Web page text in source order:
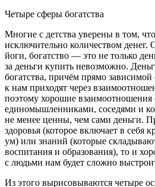
Четыре сферы богатства
Многие с детства уверены в том,
исключительно количеством денег.
йоги, богатство — это не только
за деньги купить невозможно.
богатства, причём прямо зависимой
к нам приходят через
поэтому хорошие
единомышленниками, соседями и
не менее ценны, чем сами деньги.
здоровья (которое включает в себя
ум) или знаний (которые
воспитания и образования), то и
с людьми нам будет сложно
Из этого вырисовываются четыре